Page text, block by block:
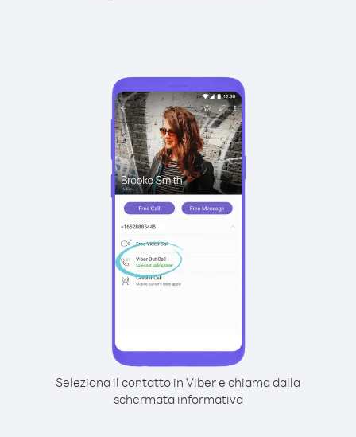
Seleziona il contatto in Viber e chiama dalla
schermata informativa